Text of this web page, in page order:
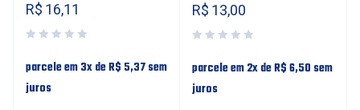
R$ 16,11
parcele em 3x deR$ 5,37sem
juros
R$ 13,00
parcele em 2x deR$6,50 sem
juros